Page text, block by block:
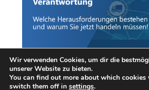
Wir verwenden Cookies, um dir die
unserer Website zu bieten.
You can find out more about which cookies
switch them off in settings.